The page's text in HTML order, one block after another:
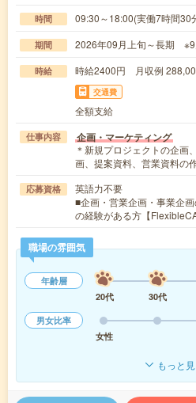
時間 09:30～18:00(実働7時間
期間 2026年09月上旬～長期 ※9
時給 時給2400円 月収例
交通費
全額支給
仕事内容 企画・マーケティング
＊新規プロジェクトの企画
画、提案資料、営業資料の
応募資格
英語力不要
■企画・営業企画・事業企
の経験がある方【
職場の雰囲気
年齢層
20代
30代
男女比率
女性
もっと